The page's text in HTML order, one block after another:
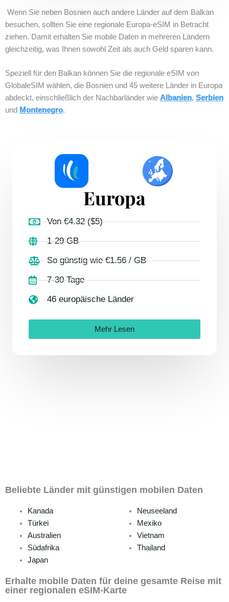
Wenn Sie neben Bosnien auch andere Länder auf dem Balkan
besuchen, sollten Sie eine regionale Europa-eSIM in Betracht
ziehen. Damit erhalten Sie mobile Daten in mehreren Ländern
gleichzeitig, was Ihnen sowohl Zeit als auch Geld sparen kann.
Speziell für den Balkan können Sie die regionale eSIM von
GlobaleSIM wählen, die Bosnien und 45 weitere Länder in Europa
abdeckt, einschließlich der Nachbarländer wie Albanien, Serbien
und Montenegro.
Europa
Von €4.32 ($5)
1-29 GB
So günstig wie €1.56 / GB
7-30 Tage
46 europäische Länder
Mehr Lesen
Beliebte Länder mit günstigen mobilen Daten
Kanada
Türkei
Australien
Südafrika
Japan
Neuseeland
Mexiko
Vietnam
Thailand
Erhalte mobile Daten für deine gesamte Reise mit
einer regionalen eSIM-Karte